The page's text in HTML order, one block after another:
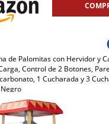
de Palomitas con Hervidor y
Control de 2 Botones,
1 Cucharada y 3